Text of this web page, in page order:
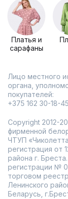
Платья и
сарафаны
Лицо местного
органа,
покупателей:
+375 162 30-18-45
Copyright 2012-
фирменной
ЧТУП
регистрация от
района г.
регистрации №
торговом
Ленинского
Беларусь,